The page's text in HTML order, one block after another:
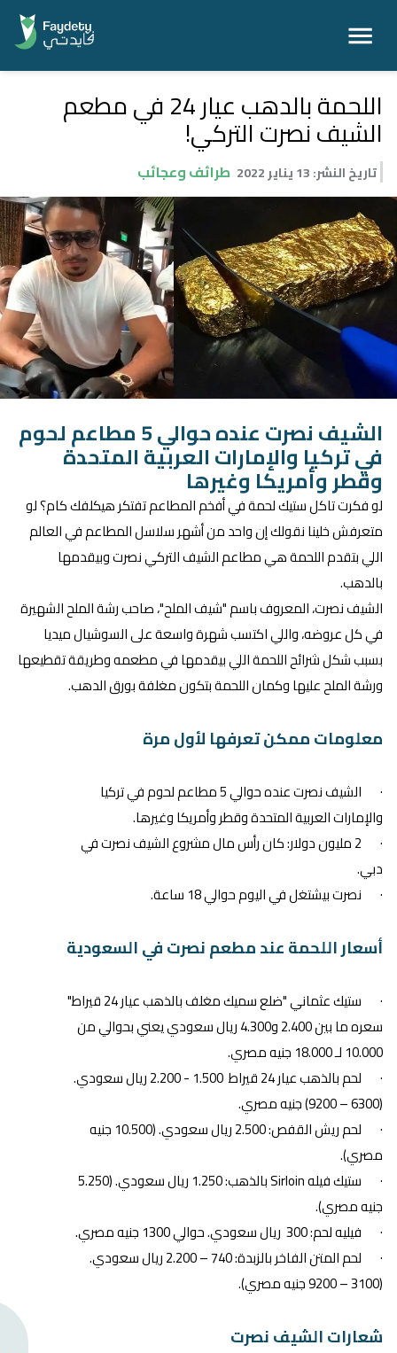
اللحمة بالدهب عيار 24 في مطعم
الشيف نصرت التركي!
تاريخ النشر:13 يناير 2022 طرائف وعجائب
الشيف نصرت عنده حوالي 5 مطاعم لحوم
في تركيا والإمارات العربية المتحدة
وقطر وأمريكا وغيرها
لو فكرت تاكل ستيك لحمة في أفخم المطاعم تفتكر هيكلفك كام؟ لو
متعرفش خلينا نقولك إن واحد من أشهر سلاسل المطاعم في العالم
اللي بتقدم اللحمة هي مطاعم الشيف التركي نصرت وبيقدمها
بالدهب.
الشيف نصرت، المعروف باسم "شيف الملح"، صاحب رشة الملح الشهيرة
في كل عروضه، واللي اكتسب شهرة واسعة على السوشيال ميديا
بسبب شكل شرائح اللحمة اللي بيقدمها في مطعمه وطريقة تقطيعها
ورشة الملح عليها وكمان اللحمة بتكون مغلفة بورق الدهب.
معلومات ممكن تعرفها لأول مرة
· الشيف نصرت عنده حوالي 5 مطاعم لحوم في تركيا
والإمارات العربية المتحدة وقطر وأمريكا وغيرها.
· 2 مليون دولار: كان رأس مال مشروع الشيف نصرت في
دبي.
· نصرت بيشتغل في اليوم حوالي 18 ساعة.
أسعار اللحمة عند مطعم نصرت في السعودية
· ستيك عثماني "ضلع سميك مغلف بالذهب عيار 24 قيراط"
سعره ما بين 2.400 و4.300 ريال سعودي يعني بحوالي من
10.000 لـ 18.000 جنيه مصري.
· لحم بالذهب عيار 24 قيراط 1.500 - 2.200 ريال سعودي.
(6300 – 9200) جنيه مصري.
· لحم ريش القفص: 2.500 ريال سعودي. (10.500 جنيه
مصري).
· ستيك فيله Sirloin بالذهب: 1.250 ريال سعودي. (5.250
جنيه مصري).
· فيليه لحم: 300 ريال سعودي. حوالي 1300 جنيه مصري.
· لحم المتن الفاخر بالزبدة: 740 – 2.200 ريال سعودي.
(3100 – 9200 جنيه مصري).
شعارات الشيف نصرت